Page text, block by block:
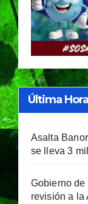
Última Hora
Asalta
se lleva 3
Gobierno
revisión a la